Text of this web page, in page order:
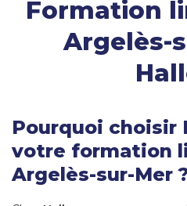
Formation
Argelès-
Pourquoi choisir
votre formation
Argelès-sur-Mer